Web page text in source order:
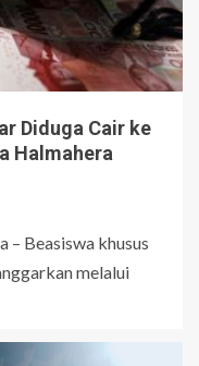
Diduga Cair ke
Halmahera
– Beasiswa khusus
melalui